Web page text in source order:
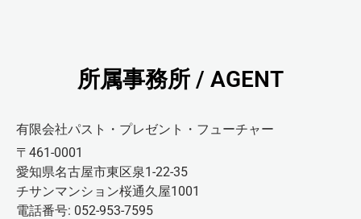
所属事務所 / AGENT
有限会社パスト・プレゼント・フューチャー
〒461-0001
愛知県名古屋市東区泉1-22-35
チサンマンション桜通久屋1001
電話番号: 052-953-7595